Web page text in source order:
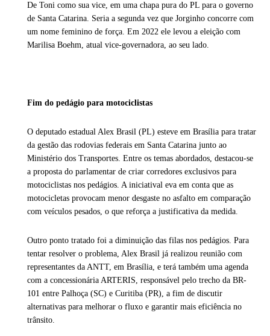
De Toni como sua vice, em uma chapa pura do PL para o governo
de Santa Catarina. Seria a segunda vez que Jorginho concorre com
um nome feminino de força. Em 2022 ele levou a eleição com
Marilisa Boehm, atual vice-governadora, ao seu lado.
Fim do pedágio para motociclistas
O deputado estadual Alex Brasil (PL) esteve em Brasília para tratar
da gestão das rodovias federais em Santa Catarina junto ao
Ministério dos Transportes. Entre os temas abordados, destacou-se
a proposta do parlamentar de criar corredores exclusivos para
motociclistas nos pedágios. A iniciatival eva em conta que as
motocicletas provocam menor desgaste no asfalto em comparação
com veículos pesados, o que reforça a justificativa da medida.
Outro ponto tratado foi a diminuição das filas nos pedágios. Para
tentar resolver o problema, Alex Brasil já realizou reunião com
representantes da ANTT, em Brasília, e terá também uma agenda
com a concessionária ARTERIS, responsável pelo trecho da BR-
101 entre Palhoça (SC) e Curitiba (PR), a fim de discutir
alternativas para melhorar o fluxo e garantir mais eficiência no
trânsito.